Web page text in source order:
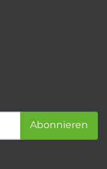
Abonnieren